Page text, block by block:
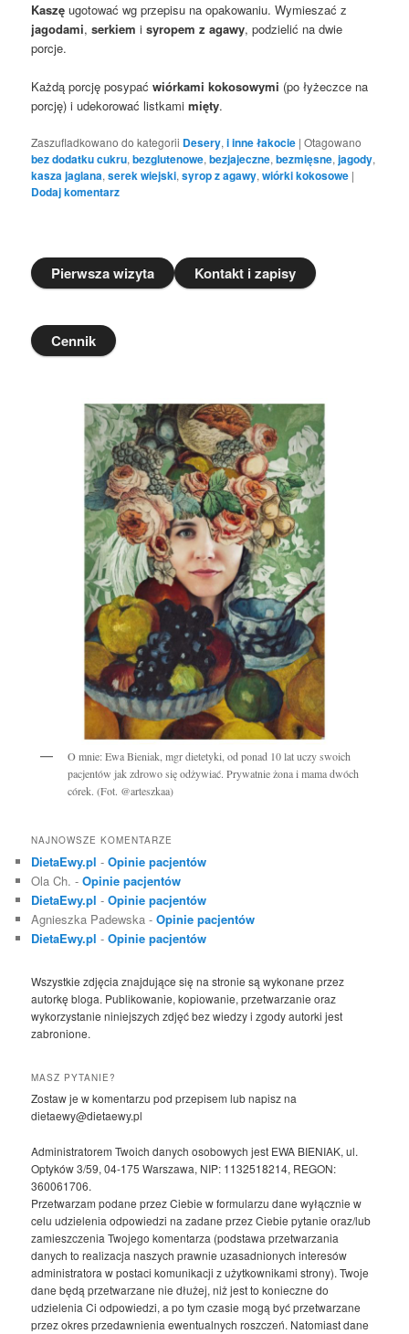
Kaszę ugotować wg przepisu na opakowaniu. Wymieszać z
jagodami,serkiem isyropem z agawy, podzielić na dwie
porcje.
Każdą porcję posypaćwiórkami kokosowymi (po łyżeczce na
porcję) i udekorować listkamimięty.
Zaszufladkowano do kategorii Desery,i inne łakocie |Otagowano
bez dodatku cukru,bezglutenowe,bezjajeczne,bezmięsne,jagody,
kasza jaglana,serek wiejski,syrop z agawy,wiórki kokosowe |
Dodaj komentarz
Pierwsza wizyta Kontakt i zapisy
Cennik
O mnie: Ewa Bieniak, mgr dietetyki, od ponad 10 lat uczy swoich
pacjentów jak zdrowo się odżywiać. Prywatnie żona i mama dwóch
córek. (Fot. @arteszkaa)
NAJNOWSZE KOMENTARZE
DietaEwy.pl -Opinie pacjentów
Ola Ch. -Opinie pacjentów
DietaEwy.pl -Opinie pacjentów
Agnieszka Padewska -Opinie pacjentów
DietaEwy.pl -Opinie pacjentów
Wszystkie zdjęcia znajdujące się na stronie są wykonane przez
autorkę bloga. Publikowanie, kopiowanie, przetwarzanie oraz
wykorzystanie niniejszych zdjęć bez wiedzy i zgody autorki jest
zabronione.
MASZ PYTANIE?
Zostaw je w komentarzu pod przepisem lub napisz na
dietaewy@dietaewy.pl
Administratorem Twoich danych osobowych jest EWA BIENIAK, ul.
Optyków 3/59, 04-175 Warszawa, NIP: 1132518214, REGON:
360061706.
Przetwarzam podane przez Ciebie w formularzu dane wyłącznie w
celu udzielenia odpowiedzi na zadane przez Ciebie pytanie oraz/lub
zamieszczenia Twojego komentarza (podstawa przetwarzania
danych to realizacja naszych prawnie uzasadnionych interesów
administratora w postaci komunikacji z użytkownikami strony). Twoje
dane będą przetwarzane nie dłużej, niż jest to konieczne do
udzielenia Ci odpowiedzi, a po tym czasie mogą być przetwarzane
przez okres przedawnienia ewentualnych roszczeń. Natomiast dane